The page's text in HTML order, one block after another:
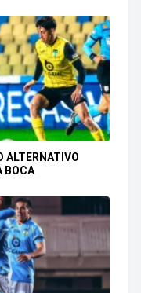
ALTERNATIVO
BOCA